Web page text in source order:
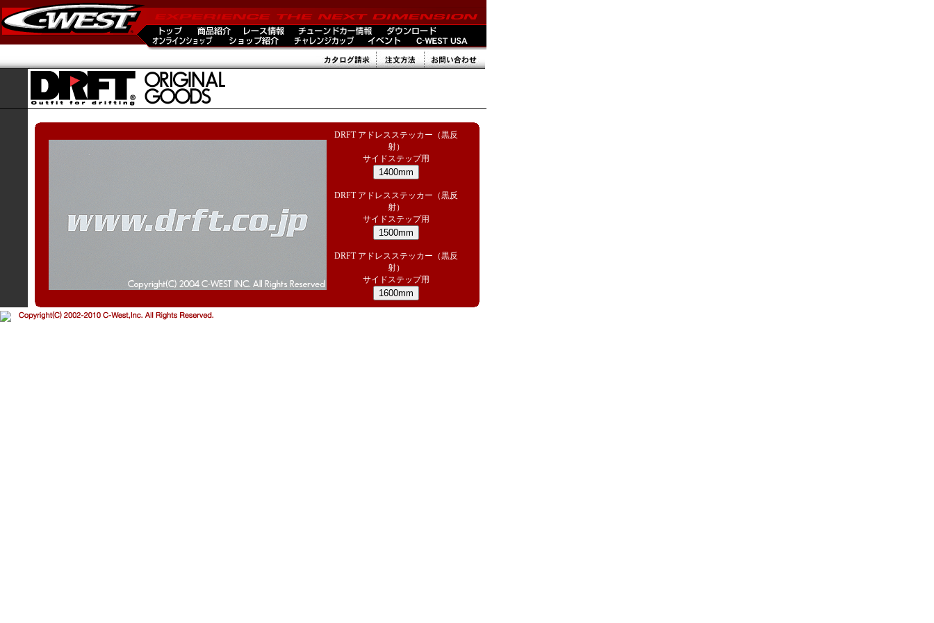
DRFT アドレスステッカー（黒反
射）
サイドステップ用
DRFT アドレスステッカー（黒反
射）
サイドステップ用
DRFT アドレスステッカー（黒反
射）
サイドステップ用